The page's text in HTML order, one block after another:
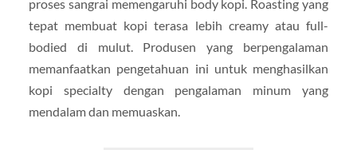
proses sangrai memengaruhi body kopi. Roasting yang
tepat membuat kopi terasa lebih creamy atau full-
bodied di mulut. Produsen yang berpengalaman
memanfaatkan pengetahuan ini untuk menghasilkan
kopi specialty dengan pengalaman minum yang
mendalam dan memuaskan.